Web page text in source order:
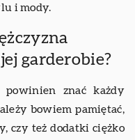
i mody.
garderobie?
powinien znać każdy
bowiem pamiętać,
czy też dodatki ciężko